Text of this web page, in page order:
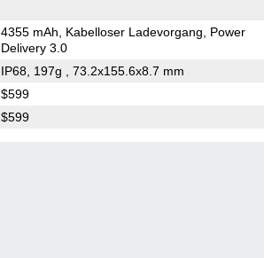
4355 mAh, Kabelloser Ladevorgang, Power
Delivery 3.0
IP68, 197g , 73.2x155.6x8.7 mm
$599
$599